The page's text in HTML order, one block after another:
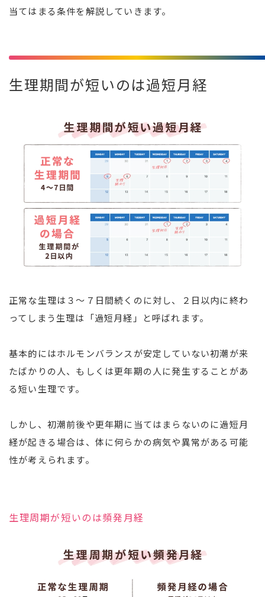
当てはまる条件を解説していきます。
生理期間が短いのは過短月経
正常な生理は３～７日間続くのに対し、２日以内に終わ
ってしまう生理は「過短月経」と呼ばれます。
基本的にはホルモンバランスが安定していない初潮が来
たばかりの人、もしくは更年期の人に発生することがあ
る短い生理です。
しかし、初潮前後や更年期に当てはまらないのに過短月
経が起きる場合は、体に何らかの病気や異常がある可能
性が考えられます。
生理周期が短いのは頻発月経